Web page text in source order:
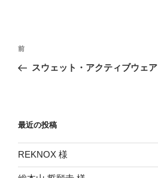
投
ナ
ー
シ
ョ
前
の
前
スウェット・アクティブウェア
最近の投稿
REKNOX 様